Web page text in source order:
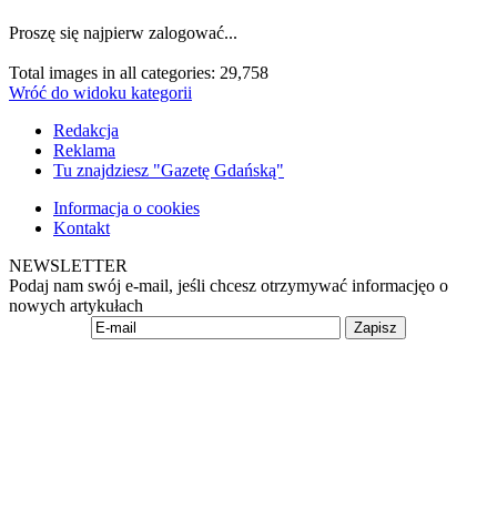
Proszę się najpierw zalogować...
Total images in all categories: 29,758
Wróć do widoku kategorii
Redakcja
Reklama
Tu znajdziesz "Gazetę Gdańską"
Informacja o cookies
Kontakt
NEWSLETTER
Podaj nam swój e-mail, jeśli chcesz otrzymywać informacjęo o
nowych artykułach
Zapisz